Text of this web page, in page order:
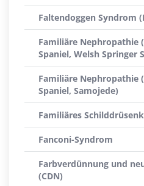
Faltendoggen Syndrom
Familiäre Nephropathie
Spaniel, Welsh Springer
Familiäre Nephropathie
Spaniel, Samojede)
Familiäres
Fanconi-Syndrom
Farbverdünnung und
(CDN)